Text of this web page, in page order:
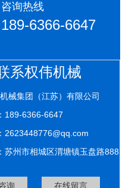
咨询热线
189-6366-6647
系权伟机械
械集团（江苏）有限公司
189-6366-6647
2623448776@qq.com
苏州市相城区渭塘镇玉盘路888
询 在线留言